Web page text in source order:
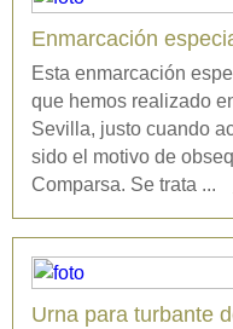
Enmarcación
Esta enmarcación
que hemos realizado
Sevilla, justo cuando
sido el motivo de
Comparsa. Se trata ...
Urna para turbante